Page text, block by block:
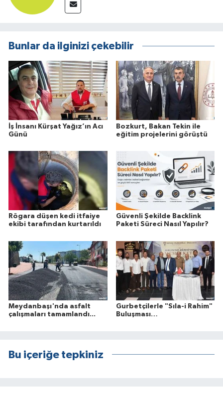
Bunlar da ilginizi çekebilir
İş İnsanı Kürşat Yağız’ın Acı
Günü
Bozkurt, Bakan Tekin ile
eğitim projelerini görüştü
Rögara düşen kedi itfaiye
ekibi tarafından kurtarıldı
Güvenli Şekilde Backlink
Paketi Süreci Nasıl Yapılır?
Meydanbaşı'nda asfalt
çalışmaları tamamlandı...
Gurbetçilerle "Sıla-i Rahim"
Buluşması…
Bu içeriğe tepkiniz